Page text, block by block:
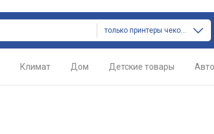
только принтеры чеков и этикеток
Климат Дом Детские товары Авто